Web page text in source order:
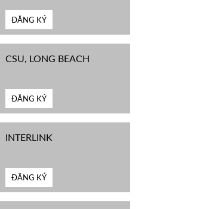
ĐĂNG KÝ
CSU, LONG BEACH
ĐĂNG KÝ
INTERLINK
ĐĂNG KÝ